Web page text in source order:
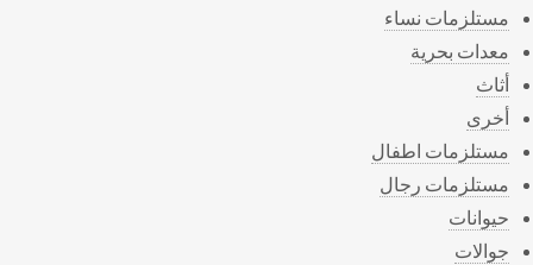
مستلزمات نساء
معدات بحرية
أثاث
أخرى
مستلزمات اطفال
مستلزمات رجال
حيوانات
جوالات